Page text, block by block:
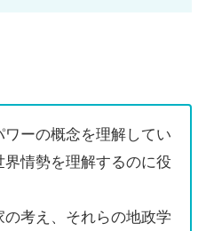
ーの概念を理解してい
情勢を理解するのに役
考え、それらの地政学